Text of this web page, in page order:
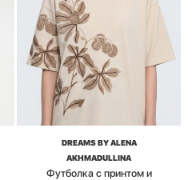
DREAMS BY ALENA
AKHMADULLINA
Футболка с принтом и